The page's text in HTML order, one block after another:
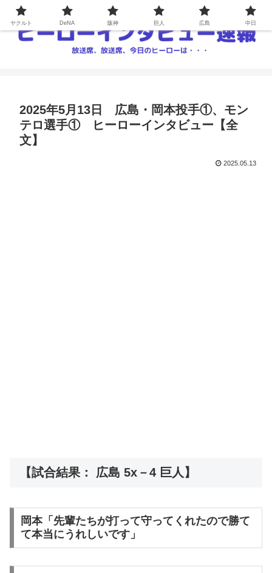
2025年5月13日 広島・岡本投手①、モン
テロ選手① ヒーローインタビュー【全
文】
2025.05.13
【試合結果： 広島 5x－4 巨人】
岡本「先輩たちが打って守ってくれたので勝て
て本当にうれしいです」
ヤクルト DeNA 阪神 巨人 広島 中日